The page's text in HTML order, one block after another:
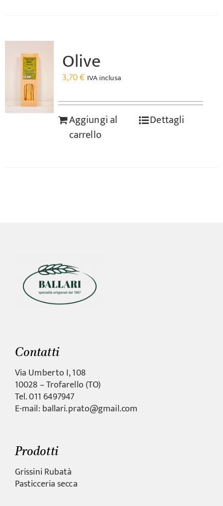
Olive
3,70€ IVA inclusa
Aggiungi al
carrello
Dettagli
Contatti
Via Umberto I, 108
10028 – Trofarello (TO)
Tel. 011 6497947
E-mail: ballari.prato@gmail.com
Prodotti
Grissini Rubatà
Pasticceria secca